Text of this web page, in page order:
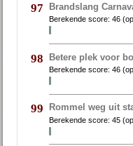
97 Brandslang
Berekende score:46
98 Betere plek voor
Berekende score:46
99 Rommel weg uit
Berekende score:45